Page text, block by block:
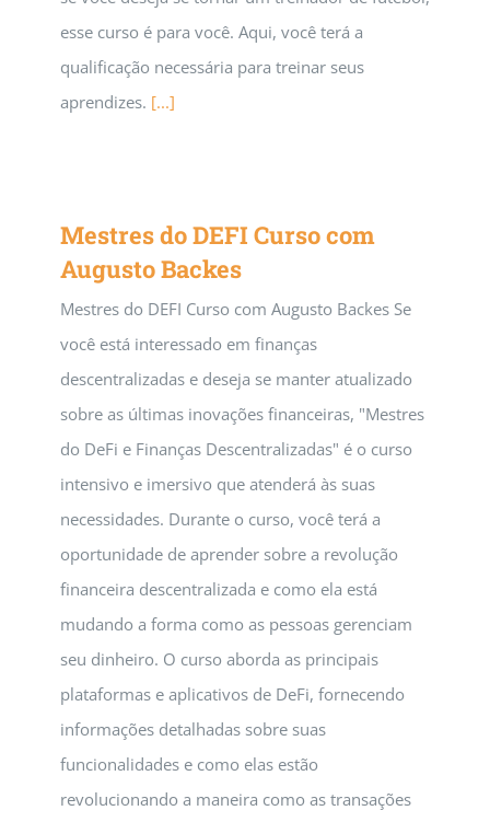
esse curso é para você. Aqui, você terá a
qualificação necessária para treinar seus
aprendizes. [...]
Mestres do DEFI Curso com
Augusto Backes
Mestres do DEFI Curso com Augusto Backes Se
você está interessado em finanças
descentralizadas e deseja se manter atualizado
sobre as últimas inovações financeiras, "Mestres
do DeFi e Finanças Descentralizadas" é o curso
intensivo e imersivo que atenderá às suas
necessidades. Durante o curso, você terá a
oportunidade de aprender sobre a revolução
financeira descentralizada e como ela está
mudando a forma como as pessoas gerenciam
seu dinheiro. O curso aborda as principais
plataformas e aplicativos de DeFi, fornecendo
informações detalhadas sobre suas
funcionalidades e como elas estão
revolucionando a maneira como as transações